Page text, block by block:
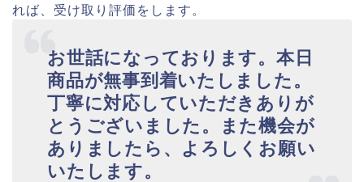
れば、受け取り評価をします。
お世話になっております。本日
商品が無事到着いたしました。
丁寧に対応していただきありが
とうございました。また機会が
ありましたら、よろしくお願い
いたします。